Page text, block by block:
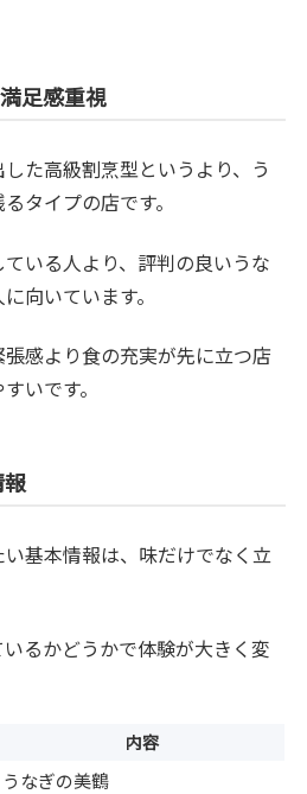
足感重視
た高級割烹型というより、う
タイプの店です。
いる人より、評判の良いうな
向いています。
感より食の充実が先に立つ店
いです。
基本情報は、味だけでなく立
るかどうかで体験が大きく変
内容
うなぎの美鶴